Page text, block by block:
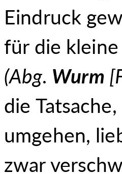
Eindruck
für die
(Abg. Wurm
die
umgehen,
zwar